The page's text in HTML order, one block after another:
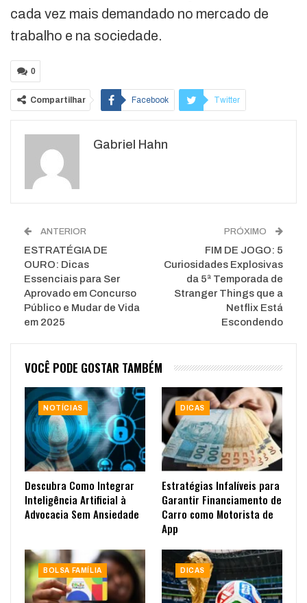
cada vez mais demandado no mercado de
trabalho e na sociedade.
0
Compartilhar Facebook Twitter
WhatsApp
Gabriel Hahn
ANTERIOR
ESTRATÉGIA DE
OURO: Dicas
Essenciais para Ser
Aprovado em Concurso
Público e Mudar de Vida
em 2025
PRÓXIMO
FIM DE JOGO: 5
Curiosidades Explosivas
da 5ª Temporada de
Stranger Things que a
Netflix Está
Escondendo
VOCÊ PODE GOSTAR TAMBÉM
NOTÍCIAS
Descubra Como Integrar
Inteligência Artificial à
Advocacia Sem Ansiedade
DICAS
Estratégias Infalíveis para
Garantir Financiamento de
Carro como Motorista de
App
BOLSA FAMÍLIA DICAS